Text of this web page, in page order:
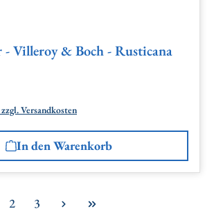
- Villeroy & Boch - Rusticana
Versandkosten
In den Warenkorb
Seite
2 Seite
3